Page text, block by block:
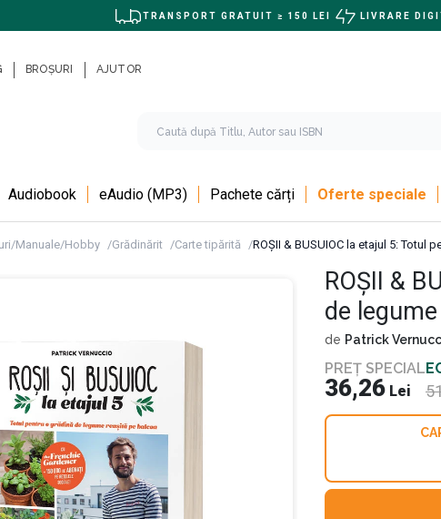
TRANSPORT GRATUIT ≥ 150 LEI LIVRARE
BROȘURI AJUTOR
Audiobook eAudio (MP3) Pachete cărți Oferte speciale
Manuale/Hobby Grădinărit Carte tipărită ROȘII & BUSUIOC la etajul 5: Totul
ROȘII &
de
de Patrick
PREȚ SPECIAL
36,26 Lei